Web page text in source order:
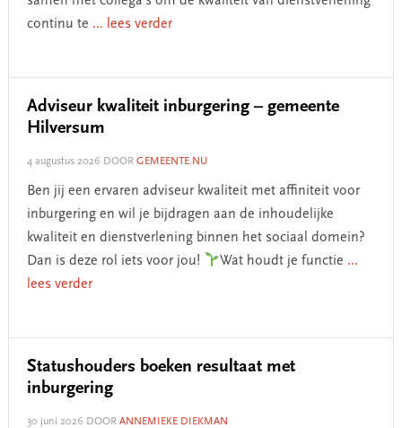
continu te ... lees verder
Adviseur kwaliteit inburgering – gemeente
Hilversum
4 augustus 2026 DOOR GEMEENTE.NU
Ben jij een ervaren adviseur kwaliteit met affiniteit voor
inburgering en wil je bijdragen aan de inhoudelijke
kwaliteit en dienstverlening binnen het sociaal domein?
Dan is deze rol iets voor jou!
Wat houdt je functie ...
lees verder
Statushouders boeken resultaat met
inburgering
30 juni 2026 DOOR ANNEMIEKE DIEKMAN